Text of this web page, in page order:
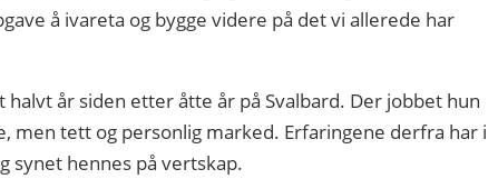
å ivareta og bygge videre på det vi allerede har
år siden etter åtte år på Svalbard. Der jobbet hun
men tett og personlig marked. Erfaringene derfra har i
synet hennes på vertskap.